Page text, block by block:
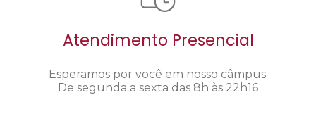
Atendimento Presencial
Esperamos por você em nosso câmpus.
De segunda a sexta das 8h às 22h16